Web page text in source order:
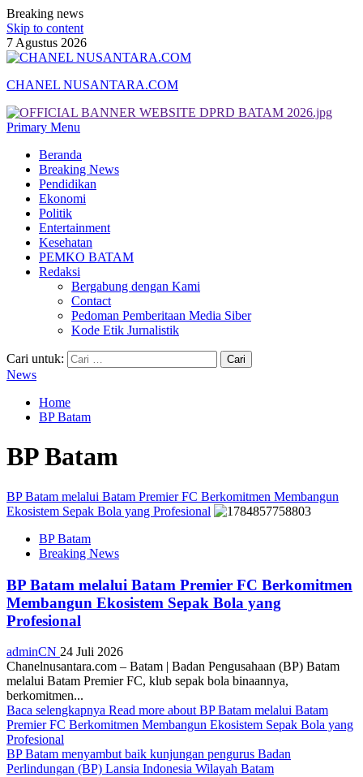
Breaking news
Skip to content
7 Agustus 2026
CHANEL NUSANTARA.COM
Primary Menu
Beranda
Breaking News
Pendidikan
Ekonomi
Politik
Entertainment
Kesehatan
PEMKO BATAM
Redaksi
Bergabung dengan Kami
Contact
Pedoman Pemberitaan Media Siber
Kode Etik Jurnalistik
Cari untuk:
News
Home
BP Batam
BP Batam
BP Batam melalui Batam Premier FC Berkomitmen Membangun
Ekosistem Sepak Bola yang Profesional
BP Batam
Breaking News
BP Batam melalui Batam Premier FC Berkomitmen
Membangun Ekosistem Sepak Bola yang
Profesional
adminCN 24 Juli 2026
Chanelnusantara.com – Batam | Badan Pengusahaan (BP) Batam
melalui Batam Premier FC, klub sepak bola binaannya,
berkomitmen...
Baca selengkapnya Read more about BP Batam melalui Batam
Premier FC Berkomitmen Membangun Ekosistem Sepak Bola yang
Profesional
BP Batam menyambut baik kunjungan pengurus Badan
Perlindungan (BP) Lansia Indonesia Wilayah Batam